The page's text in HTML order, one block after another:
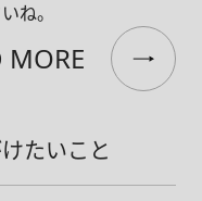
ね。
MORE
たいこと